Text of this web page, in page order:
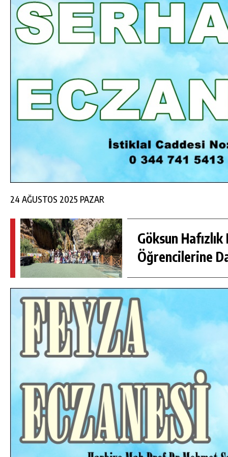
24 AĞUSTOS 2025 PAZAR
Göksun Hafızlık
Öğrencilerine
GÖKSUN HAFIZLIK KIZ KUR’AN KURSU
ÖĞRENCILERINE DARENDE GEZISI.